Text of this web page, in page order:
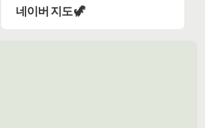
네이버 지도 🦖